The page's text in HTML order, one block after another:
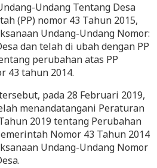
Undang Tentang Desa
(PP) nomor 43 Tahun 2015,
Undang-Undang Nomor:
dan telah di ubah dengan PP
perubahan atas PP
43 tahun 2014.
pada 28 Februari 2019,
menandatangani Peraturan
2019 tentang Perubahan
Nomor 43 Tahun 2014
Undang-Undang Nomor